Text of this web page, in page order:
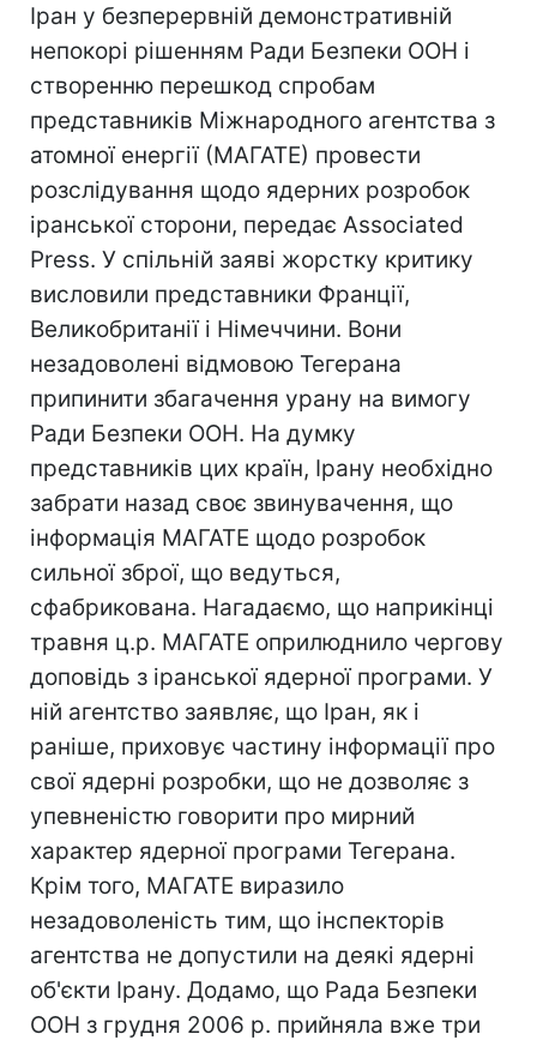
Іран у безперервній демонстративній
непокорі рішенням Ради Безпеки ООН і
створенню перешкод спробам
представників Міжнародного агентства з
атомної енергії (МАГАТЕ) провести
розслідування щодо ядерних розробок
іранської сторони, передає Associated
Press. У спільній заяві жорстку критику
висловили представники Франції,
Великобританії і Німеччини. Вони
незадоволені відмовою Тегерана
припинити збагачення урану на вимогу
Ради Безпеки ООН. На думку
представників цих країн, Ірану необхідно
забрати назад своє звинувачення, що
інформація МАГАТЕ щодо розробок
сильної зброї, що ведуться,
сфабрикована. Нагадаємо, що наприкінці
травня ц.р. МАГАТЕ оприлюднило чергову
доповідь з іранської ядерної програми. У
ній агентство заявляє, що Іран, як і
раніше, приховує частину інформації про
свої ядерні розробки, що не дозволяє з
упевненістю говорити про мирний
характер ядерної програми Тегерана.
Крім того, МАГАТЕ виразило
незадоволеність тим, що інспекторів
агентства не допустили на деякі ядерні
об'єкти Ірану. Додамо, що Рада Безпеки
ООН з грудня 2006 р. прийняла вже три